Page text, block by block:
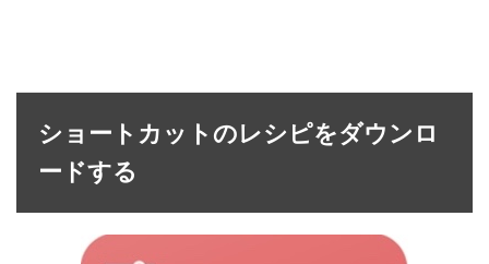
ショートカットのレシピをダウンロ
ードする